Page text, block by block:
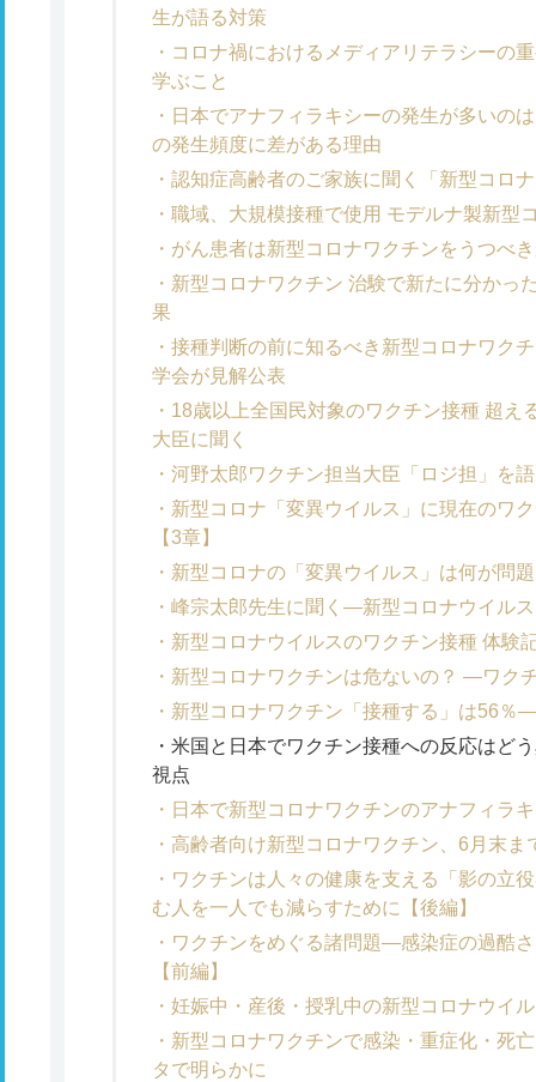
生が語る対策
コロナ禍におけるメディアリテラシーの
学ぶこと
日本でアナフィラキシーの発生が多いの
の発生頻度に差がある理由
認知症高齢者のご家族に聞く「新型コロ
職域、大規模接種で使用 モデルナ製新型
がん患者は新型コロナワクチンをうつべ
新型コロナワクチン 治験で新たに分かっ
果
接種判断の前に知るべき新型コロナワク
学会が見解公表
18歳以上全国民対象のワクチン接種 超
大臣に聞く
河野太郎ワクチン担当大臣「ロジ担」を
新型コロナ「変異ウイルス」に現在のワ
【3章】
新型コロナの「変異ウイルス」は何が問
峰宗太郎先生に聞く―新型コロナウイル
新型コロナウイルスのワクチン接種 体験
新型コロナワクチンは危ないの？ ―ワク
新型コロナワクチン「接種する」は56％
米国と日本でワクチン接種への反応はど
視点
日本で新型コロナワクチンのアナフィラ
高齢者向け新型コロナワクチン、6月末ま
ワクチンは人々の健康を支える「影の立
む人を一人でも減らすために【後編】
ワクチンをめぐる諸問題―感染症の過酷
【前編】
妊娠中・産後・授乳中の新型コロナウイ
新型コロナワクチンで感染・重症化・死
タで明らかに